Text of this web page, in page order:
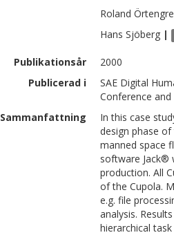
Roland
Hans Sjöberg |
Publikationsår
2000
Publicerad i
SAE Digital
Conference
Sammanfattning
In this case
design phase of
manned space
software Jack®
production. All
of the Cupola.
e.g. file
analysis.
hierarchical